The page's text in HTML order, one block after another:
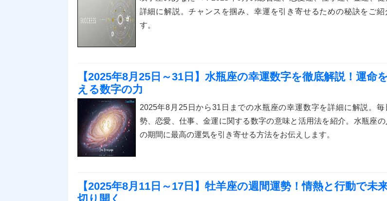
詳細に解説。チャンスを掴み、幸運を引き寄せるための秘訣をご紹
す。
【2025年8月25日～31日】水瓶座の幸運数字を徹底解説！運命
える数字の力
2025年8月25日から31日までの水瓶座の幸運数字を詳細に解説。毎
勢、恋愛、仕事、金運に関する数字の意味と活用法を紹介。水瓶座の
の期間に最高の運気を引き寄せる方法をお伝えします。
【2025年8月11日～17日】牡羊座の週間運勢！情熱と行動で未